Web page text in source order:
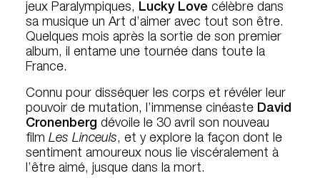
jeux Paralympiques, Lucky Love célèbre dans
sa musique un Art d’aimer avec tout son être.
Quelques mois après la sortie de son premier
album, il entame une tournée dans toute la
France.
Connu pour disséquer les corps et révéler leur
pouvoir de mutation, l’immense cinéaste David
Cronenberg dévoile le 30 avril son nouveau
film Les Linceuls, et y explore la façon dont le
sentiment amoureux nous lie viscéralement à
l’être aimé, jusque dans la mort.